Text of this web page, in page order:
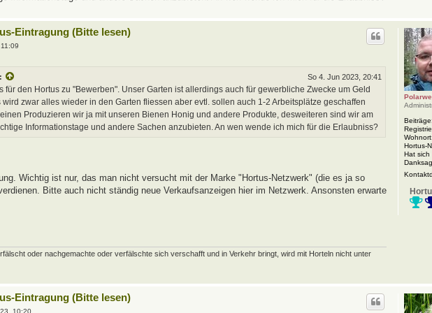
Beiträge:
Wohnort:
Hortus-
Hat
Eintragung (Bitte lesen)
So 4. Jun 2023, 20:41
für den Hortus zu "Bewerben". Unser Garten ist allerdings auch für gewerbliche Zwecke um Geld
zwar alles wieder in den Garten fliessen aber evtl. sollen auch 1-2 Arbeitsplätze geschaffen
Produzieren wir ja mit unseren Bienen Honig und andere Produkte, desweiteren sind wir am
Informationstage und andere Sachen anzubieten. An wen wende ich mich für die Erlaubniss?
Wichtig ist nur, das man nicht versucht mit der Marke "Hortus-Netzwerk" (die es ja so
Bitte auch nicht ständig neue Verkaufsanzeigen hier im Netzwerk. Ansonsten erwarte
oder nachgemachte oder verfälschte sich verschafft und in Verkehr bringt, wird mit Horteln nicht unter
Eintragung (Bitte lesen)
10:20